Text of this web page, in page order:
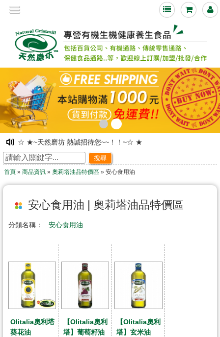
<
☆ ★~天然磨坊 熱誠招待您~~！！~☆ ★
☆ ★~網路旗艦店落成~ 歡迎舊雨新知光臨指教~☆ ★
☆ ★~歡迎光臨~天然磨坊 ~☆ ★
凡購物皆可享有紅利積點!!下次購物時可折抵現金!
☆ ★~歡迎光臨本站~☆ ★
搜尋
首頁» 商品資訊» 奧莉塔油品特價區 » 安心食用油
安心食用油 | 奧莉塔油品特價區
分類名稱： 安心食用油
Olitalia奧利塔
葵花油
【Olitalia奧利
塔】葡萄籽油
【Olitalia奧利
塔】玄米油